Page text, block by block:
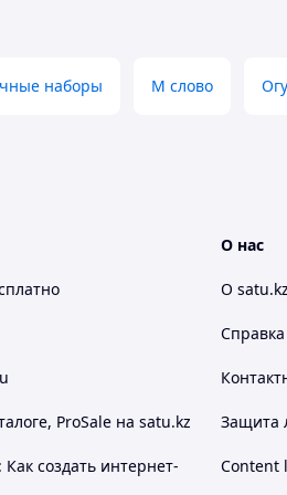
наборы М слово
ProSale на satu.kz
создать интернет-
О нас
О satu.kz
Справка
Защита
Content